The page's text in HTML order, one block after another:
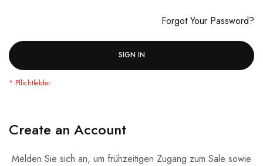
SIGN IN
Forgot Your Password?
Create an Account
Melden Sie sich an, um frühzeitigen Zugang zum Sale sowie